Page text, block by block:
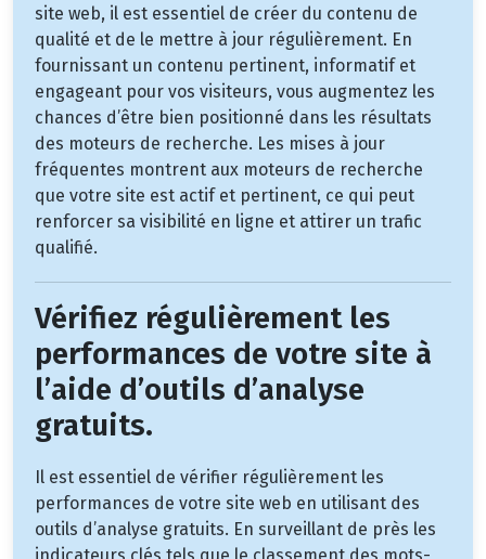
site web, il est essentiel de créer du contenu de
qualité et de le mettre à jour régulièrement. En
fournissant un contenu pertinent, informatif et
engageant pour vos visiteurs, vous augmentez les
chances d’être bien positionné dans les résultats
des moteurs de recherche. Les mises à jour
fréquentes montrent aux moteurs de recherche
que votre site est actif et pertinent, ce qui peut
renforcer sa visibilité en ligne et attirer un trafic
qualifié.
Vérifiez régulièrement les
performances de votre site à
l’aide d’outils d’analyse
gratuits.
Il est essentiel de vérifier régulièrement les
performances de votre site web en utilisant des
outils d’analyse gratuits. En surveillant de près les